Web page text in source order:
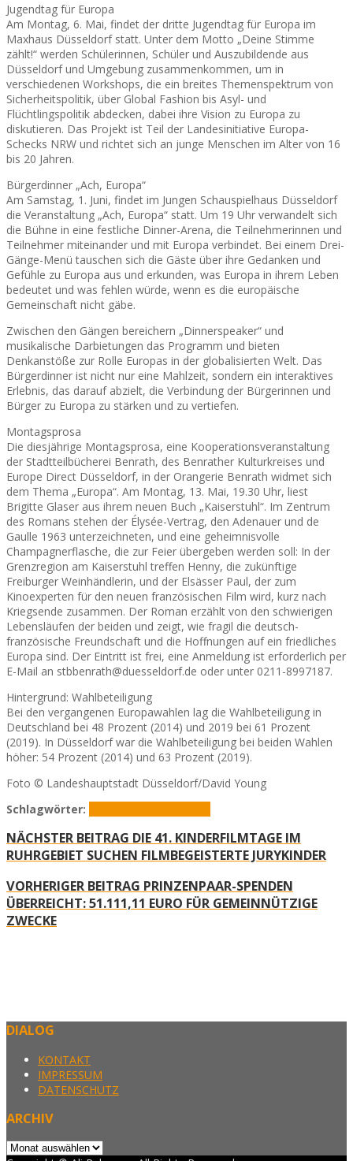
Jugendtag für Europa
Am Montag, 6. Mai, findet der dritte Jugendtag für Europa im
Maxhaus Düsseldorf statt. Unter dem Motto „Deine Stimme
zählt!“ werden Schülerinnen, Schüler und Auszubildende aus
Düsseldorf und Umgebung zusammenkommen, um in
verschiedenen Workshops, die ein breites Themenspektrum von
Sicherheitspolitik, über Global Fashion bis Asyl- und
Flüchtlingspolitik abdecken, dabei ihre Vision zu Europa zu
diskutieren. Das Projekt ist Teil der Landesinitiative Europa-
Schecks NRW und richtet sich an junge Menschen im Alter von 16
bis 20 Jahren.
Bürgerdinner „Ach, Europa“
Am Samstag, 1. Juni, findet im Jungen Schauspielhaus Düsseldorf
die Veranstaltung „Ach, Europa“ statt. Um 19 Uhr verwandelt sich
die Bühne in eine festliche Dinner-Arena, die Teilnehmerinnen und
Teilnehmer miteinander und mit Europa verbindet. Bei einem Drei-
Gänge-Menü tauschen sich die Gäste über ihre Gedanken und
Gefühle zu Europa aus und erkunden, was Europa in ihrem Leben
bedeutet und was fehlen würde, wenn es die europäische
Gemeinschaft nicht gäbe.
Zwischen den Gängen bereichern „Dinnerspeaker“ und
musikalische Darbietungen das Programm und bieten
Denkanstöße zur Rolle Europas in der globalisierten Welt. Das
Bürgerdinner ist nicht nur eine Mahlzeit, sondern ein interaktives
Erlebnis, das darauf abzielt, die Verbindung der Bürgerinnen und
Bürger zu Europa zu stärken und zu vertiefen.
Montagsprosa
Die diesjährige Montagsprosa, eine Kooperationsveranstaltung
der Stadtteilbücherei Benrath, des Benrather Kulturkreises und
Europe Direct Düsseldorf, in der Orangerie Benrath widmet sich
dem Thema „Europa“. Am Montag, 13. Mai, 19.30 Uhr, liest
Brigitte Glaser aus ihrem neuen Buch „Kaiserstuhl“. Im Zentrum
des Romans stehen der Élysée-Vertrag, den Adenauer und de
Gaulle 1963 unterzeichneten, und eine geheimnisvolle
Champagnerflasche, die zur Feier übergeben werden soll: In der
Grenzregion am Kaiserstuhl treffen Henny, die zukünftige
Freiburger Weinhändlerin, und der Elsässer Paul, der zum
Kinoexperten für den neuen französischen Film wird, kurz nach
Kriegsende zusammen. Der Roman erzählt von den schwierigen
Lebensläufen der beiden und zeigt, wie fragil die deutsch-
französische Freundschaft und die Hoffnungen auf ein friedliches
Europa sind. Der Eintritt ist frei, eine Anmeldung ist erforderlich per
E-Mail an stbbenrath@duesseldorf.de oder unter 0211-8997187.
Hintergrund: Wahlbeteiligung
Bei den vergangenen Europawahlen lag die Wahlbeteiligung in
Deutschland bei 48 Prozent (2014) und 2019 bei 61 Prozent
(2019). In Düsseldorf war die Wahlbeteiligung bei beiden Wahlen
höher: 54 Prozent (2014) und 63 Prozent (2019).
Foto © Landeshauptstadt Düsseldorf/David Young
Schlagwörter:
NÄCHSTER BEITRAG DIE 41. KINDERFILMTAGE IM
RUHRGEBIET SUCHEN FILMBEGEISTERTE JURYKINDER
VORHERIGER BEITRAG PRINZENPAAR-SPENDEN
ÜBERREICHT: 51.111,11 EURO FÜR GEMEINNÜTZIGE
ZWECKE
DIALOG
KONTAKT
IMPRESSUM
DATENSCHUTZ
ARCHIV
Archiv